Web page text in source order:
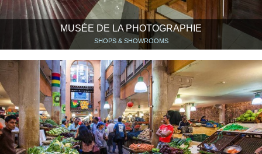
MUSÉE DE LA PHOTOGRAPHIE
SHOPS & SHOWROOMS